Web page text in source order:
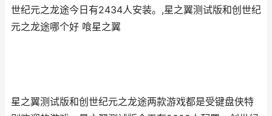
世纪元之龙途今日有2434人安装。,星之翼测试版和创世纪
元之龙途哪个好 喰星之翼
星之翼测试版和创世纪元之龙途两款游戏都是受键盘侠特